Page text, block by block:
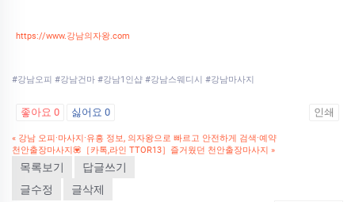
https://www.강남의자왕.com
#강남오피 #강남건마 #강남1인샵 #강남스웨디시 #강남마사지
좋아요 0 싫어요 0 인쇄
« 강남 오피·마사지·유흥 정보, 의자왕으로 빠르고 안전하게 검색·예약
천안출장마사지💟［카톡,라인 TTOR13］즐거웠던 천안출장마사지 »
목록보기
답글쓰기
글수정
글삭제